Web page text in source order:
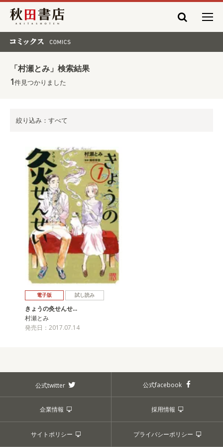
秋田書店
「村瀬とみ」検索結果
1件見つかりました
絞り込み：すべて
電子版 試し読み
きょうの灸せんせ…
村瀬とみ
発売日：2017.07.14
公式twitter 公式facebook
企業情報 採用情報
サイトポリシー プライバシーポリシー